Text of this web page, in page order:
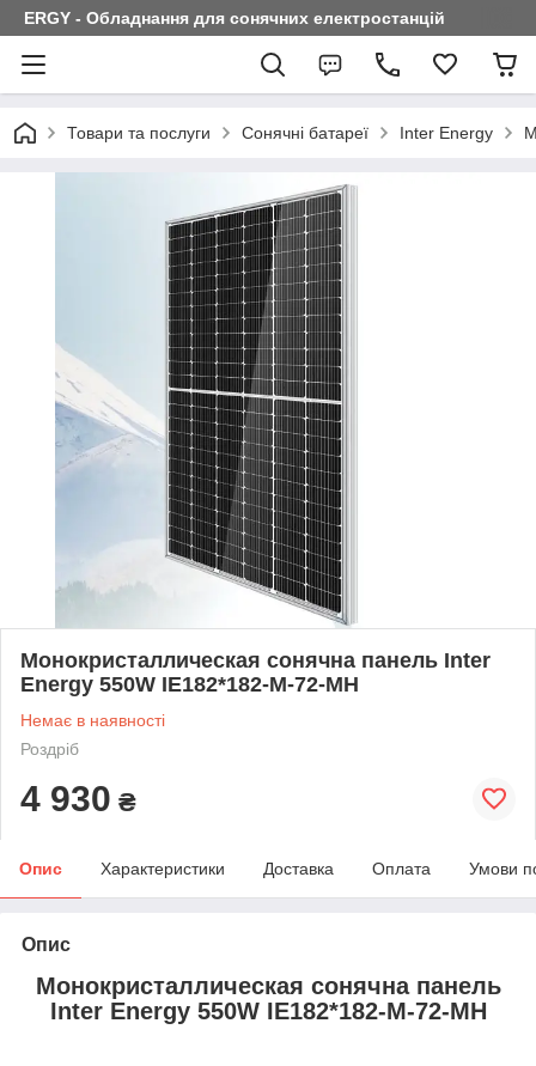
ERGY - Обладнання для сонячних електростанцій
Товари та послуги Сонячні батареї Inter Energy
Монокристаллическая сонячна панель Inter
Energy 550W IE182*182-M-72-MH
Немає в наявності
Роздріб
4 930 ₴
Опис Характеристики Доставка Оплата Умови
Опис
Монокристаллическая сонячна панель
Inter Energy 550W IE182*182-M-72-MH